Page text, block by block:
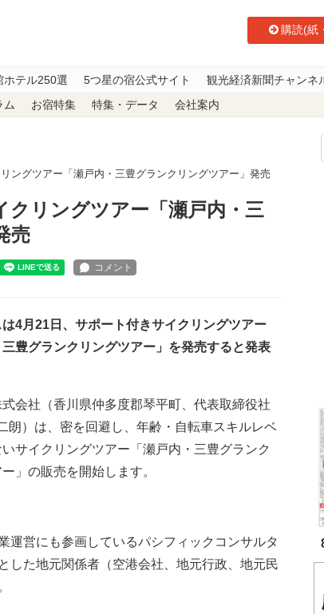
購読(紙
ホテル250選 5つ星の宿公式サイト 観光経済新聞チャンネ
ム お宿特集 特集・データ 会社案内
ングツアー「瀬戸内・三豊グランクリングツアー」発売
リングツアー「瀬戸内・三
売
4月21日、サポート付きサイクリングツアー
三豊グランクリングツアー」を発売すると発表
会社（香川県仲多度郡琴平町、代表取締役社
朗）は、密を回避し、年齢・⾃転⾞スキルレベ
サイクリングツアー「瀬戸内・三豊グランク
」の販売を開始します。
運営にも参画しているパシフィックコンサルタ
した地元関係者（空港会社、地元行政、地元民